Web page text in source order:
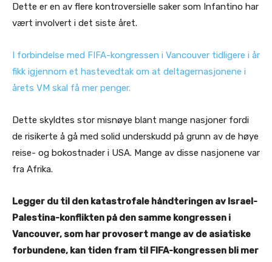
Dette er en av flere kontroversielle saker som Infantino har
vært involvert i det siste året.
I forbindelse med FIFA-kongressen i Vancouver tidligere i år
fikk igjennom et hastevedtak om at deltagernasjonene i
årets VM skal få mer penger.
Dette skyldtes stor misnøye blant mange nasjoner fordi
de risikerte å gå med solid underskudd på grunn av de høye
reise- og bokostnader i USA. Mange av disse nasjonene var
fra Afrika.
Legger du til den katastrofale håndteringen av Israel-
Palestina-konflikten på den samme kongressen i
Vancouver, som har provosert mange av de asiatiske
forbundene, kan tiden fram til FIFA-kongressen bli mer